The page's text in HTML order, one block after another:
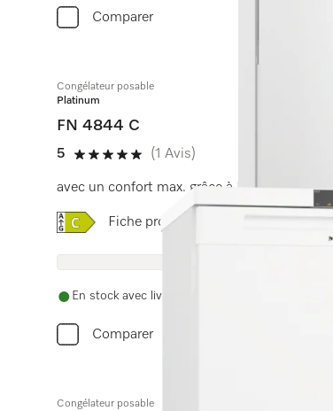
Comparer
Congélateur posable
Platinum
FN 4844 C
5
5 étoiles sur 5
(1 Avis)
avec un confort max. grâce à NoFrost,
Online Label Flag, Etiquette
Fiche produit
En stock avec livraison et installation gratuites
Comparer
Congélateur posable